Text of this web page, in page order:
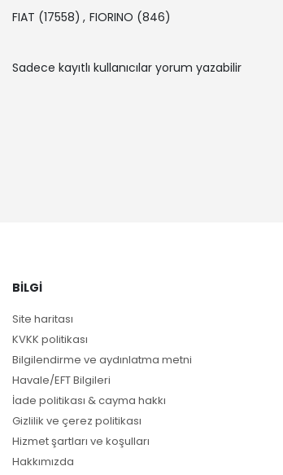
FIAT (17558) , FIORINO (846)
Sadece kayıtlı kullanıcılar yorum yazabilir
BILGI
Site haritası
KVKK politikası
Bilgilendirme ve aydınlatma metni
Havale/EFT Bilgileri
İade politikası & cayma hakkı
Gizlilik ve çerez politikası
Hizmet şartları ve koşulları
Hakkımızda